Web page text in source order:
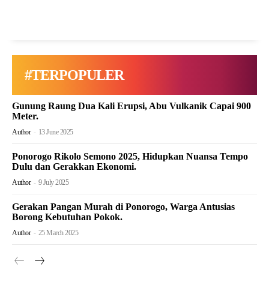
#TERPOPULER
Gunung Raung Dua Kali Erupsi, Abu Vulkanik Capai 900
Meter.
Author - 13 June 2025
Ponorogo Rikolo Semono 2025, Hidupkan Nuansa Tempo
Dulu dan Gerakkan Ekonomi.
Author - 9 July 2025
Gerakan Pangan Murah di Ponorogo, Warga Antusias
Borong Kebutuhan Pokok.
Author - 25 March 2025